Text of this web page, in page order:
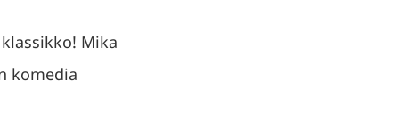
Mika
komedia